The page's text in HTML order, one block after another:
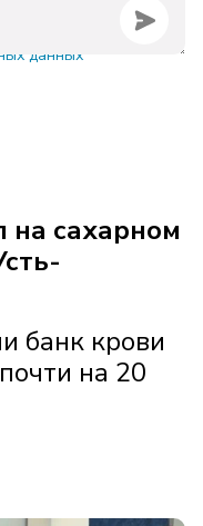
данных
сахарном
банк крови
на 20